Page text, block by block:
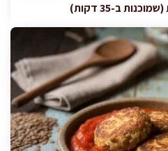
ב-35 דקות)